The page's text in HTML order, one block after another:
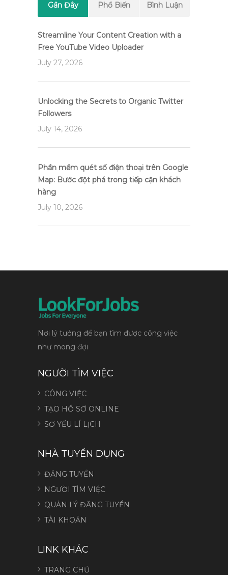
Gần Đây Phổ Biến Bình Luận
Streamline Your Content Creation with a
Free YouTube Video Uploader
July 27, 2026
Unlocking the Secrets to Organic Twitter
Followers
July 14, 2026
Phần mềm quét số điện thoại trên Google
Map: Bước đột phá trong tiếp cận khách
hàng
July 10, 2026
Nơi lý tưởng để bạn tìm được công việc
như mong đợi
NGƯỜI TÌM VIỆC
CÔNG VIỆC
TẠO HỒ SƠ ONLINE
SƠ YẾU LÍ LỊCH
NHÀ TUYỂN DỤNG
ĐĂNG TUYỂN
NGƯỜI TÌM VIỆC
QUẢN LÝ ĐĂNG TUYỂN
TÀI KHOẢN
LINK KHÁC
TRANG CHỦ